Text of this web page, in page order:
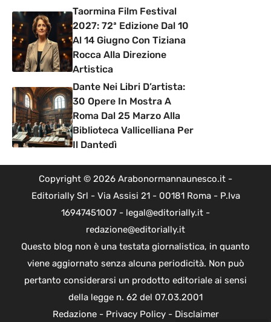
Taormina Film Festival
2027: 72ª Edizione Dal 10
Al 14 Giugno Con Tiziana
Rocca Alla Direzione
Artistica
Dante Nei Libri D’artista:
30 Opere In Mostra A
Roma Dal 25 Marzo Alla
Biblioteca Vallicelliana Per
Il Dantedì
Copyright © 2026 Arabonormannaunesco.it -
Editorially Srl - Via Assisi 21 - 00181 Roma - P.Iva
16947451007 - legal@editorially.it -
redazione@editorially.it
Questo blog non è una testata giornalistica, in quanto
viene aggiornato senza alcuna periodicità. Non può
pertanto considerarsi un prodotto editoriale ai sensi
della legge n. 62 del 07.03.2001
Redazione- Privacy Policy- Disclaimer